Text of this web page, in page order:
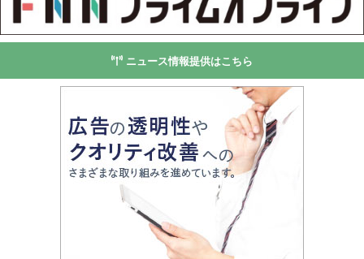
ニュース情報提供はこちら